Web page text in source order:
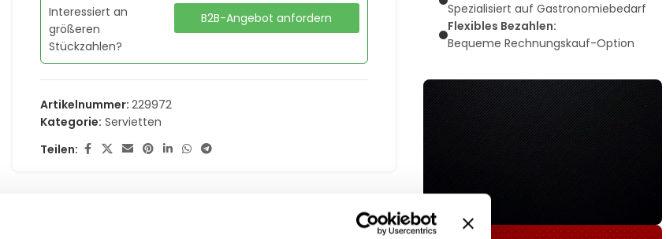
Interessiert an
größeren
Stückzahlen?
B2B-Angebot anfordern
Artikelnummer:229972
Kategorie: Servietten
Teilen:
Spezialisiert auf Gastronomiebedarf
Flexibles Bezahlen:
Bequeme Rechnungskauf-Option